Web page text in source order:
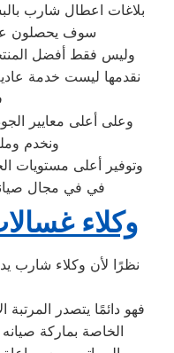
بلاغات اعطال شارب
سوف يحصلون
وليس فقط أفضل
نقدمها ليست خدمة
وعلى أعلى معايير
ونخدم
وتوفير أعلى مستويات
في في مجال صيانة
وكلاء
نظرًا لأن وكلاء شارب
فهو دائمًا يتصدر
الخاصة بماركة